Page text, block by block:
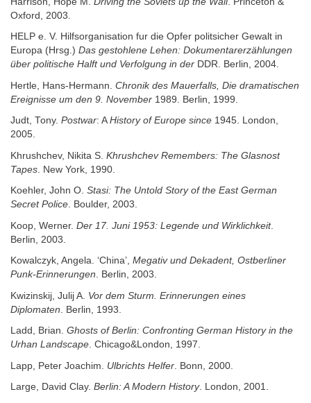
Oxford, 2003.
HELP e. V. Hilfsorganisation fur die Opfer politsicher Gewalt in
Europa (Hrsg.) Das gestohlene Lehen: Dokumentarerzählungen
über politische Halft und Verfolgung in der DDR. Berlin, 2004.
Hertle, Hans-Hermann. Chronik des Mauerfalls, Die dramatischen
Ereignisse um den 9. November 1989. Berlin, 1999.
Judt, Tony. Postwar: AHistory of Europe since 1945. London,
2005.
Khrushchev, Nikita S. Khrushchev Remembers: The Glasnost
Tapes . New York, 1990.
Koehler, John O. Stasi: The Untold Story of the East German
Secret Police. Boulder, 2003.
Koop, Werner. Der 17. Juni 1953: Legende und Wirklichkeit.
Berlin, 2003.
Kowalczyk, Angela. ‘China’, Megativ und Dekadent, Ostberliner
Punk-Erinnerungen. Berlin, 2003.
Kwizinskij, Julij A. Vor dem Sturm. Erinnerungen eines
Diplomaten . Berlin, 1993.
Ladd, Brian. Ghosts of Berlin: Confronting German History in the
Urhan Landscape. Chicago&London, 1997.
Lapp, Peter Joachim. Ulbrichts Helfer . Bonn, 2000.
Large, David Clay. Berlin: A Modern History. London, 2001.